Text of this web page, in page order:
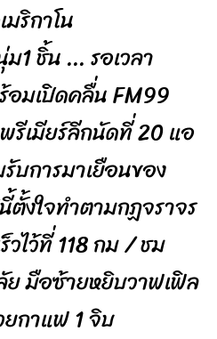
ริกาโน
1 ชิ้น ... รอเวลา
มเปิดคลื่น FM99
เมียร์ลีกนัดที่ 20 แอ
บการมาเยือนของ
งใจทำตามกฏจราจร
ไว้ที่ 118 กม / ชม
มือซ้ายหยิบวาฟเฟิล
กาแฟ 1 จิบ